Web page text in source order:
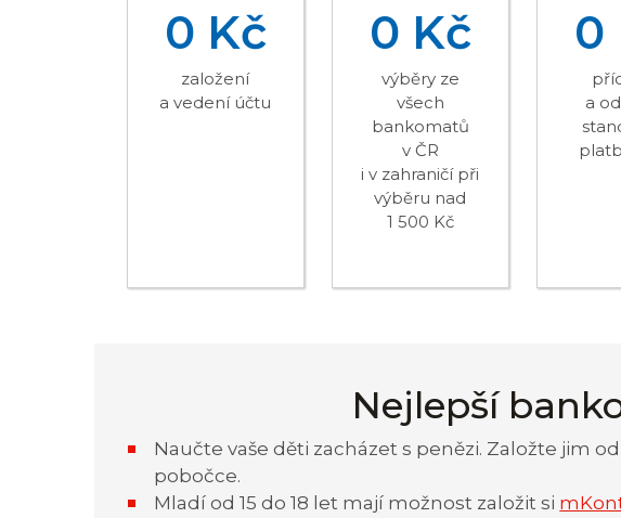
0 Kč
založení
a vedení účtu
0 Kč
výběry ze
všech
bankomatů
v ČR
i v zahraničí při
výběru nad
1 500 Kč
0
a
Nejlepší
Naučte vaše děti zacházet s penězi. Založte jim
pobočce.
Mladí od 15 do 18 let mají možnost založit si